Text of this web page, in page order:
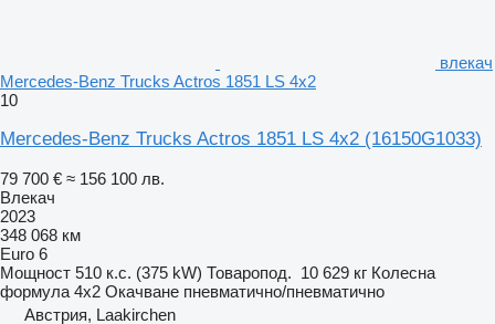
влекач
Mercedes-Benz Trucks Actros 1851 LS 4x2
10
Mercedes-Benz Trucks Actros 1851 LS 4x2 (16150G1033)
79 700 € ≈ 156 100 лв.
Влекач
2023
348 068 км
Euro 6
Мощност 510 к.с. (375 kW) Товаропод. 10 629 кг Колесна
формула 4x2 Окачване пневматично/пневматично
Австрия, Laakirchen